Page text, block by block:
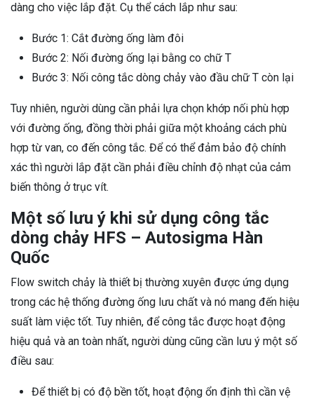
dàng cho việc lắp đặt. Cụ thể cách lắp như sau:
Bước 1: Cắt đường ống làm đôi
Bước 2: Nối đường ống lại bằng co chữ T
Bước 3: Nối công tắc dòng chảy vào đầu chữ T còn lại
Tuy nhiên, người dùng cần phải lựa chọn khớp nối phù hợp
với đường ống, đồng thời phải giữa một khoảng cách phù
hợp từ van, co đến công tắc. Để có thể đảm bảo độ chính
xác thì người lắp đặt cần phải điều chỉnh độ nhạt của cảm
biến thông ở trục vít.
Một số lưu ý khi sử dụng công tắc
dòng chảy HFS – Autosigma Hàn
Quốc
Flow switch chảy là thiết bị thường xuyên được ứng dụng
trong các hệ thống đường ống lưu chất và nó mang đến hiệu
suất làm việc tốt. Tuy nhiên, để công tắc được hoạt động
hiệu quả và an toàn nhất, người dùng cũng cần lưu ý một số
điều sau:
Để thiết bị có độ bền tốt, hoạt động ổn định thì cần vệ